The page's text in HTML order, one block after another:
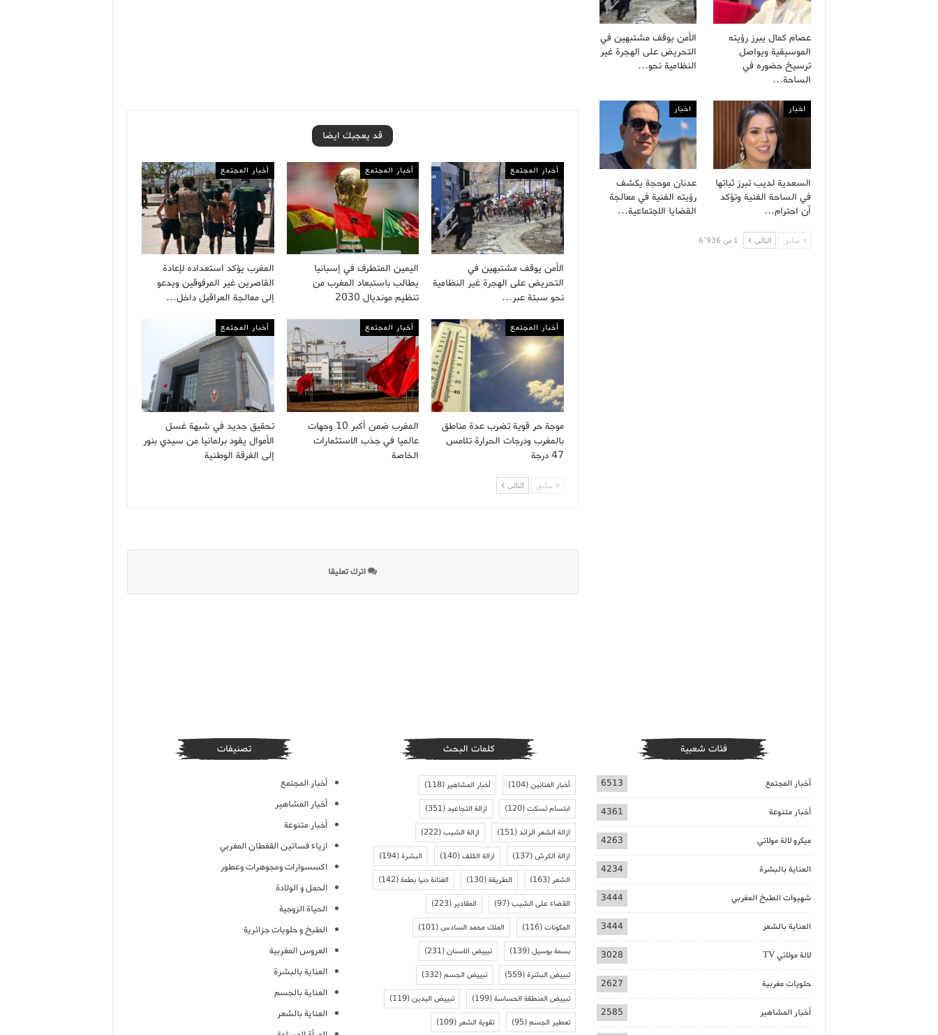
قد يعجبك ايضا
أخبار المجتمع
الأمن يوقف مشتبهين في
التحريض على الهجرة غير النظامية
نحو سبتة عبر…
أخبار المجتمع
اليمين المتطرف في إسبانيا
يطالب باستبعاد المغرب من
تنظيم مونديال 2030
أخبار المجتمع
المغرب يؤكد استعداده لإعادة
القاصرين غير المرفوقين ويدعو
إلى معالجة العراقيل داخل…
أخبار المجتمع
موجة حر قوية تضرب عدة مناطق
بالمغرب ودرجات الحرارة تلامس
47 درجة
أخبار المجتمع
المغرب ضمن أكبر 10 وجهات
عالميا في جذب الاستثمارات
الخاصة
أخبار المجتمع
تحقيق جديد في شبهة غسل
الأموال يقود برلمانيا من سيدي بنور
إلى الفرقة الوطنية
سابق التالى
اترك تعليقا
عصام كمال يبرز رؤيته
الموسيقية ويواصل
ترسيخ حضوره في
الساحة…
الأمن يوقف مشتبهين في
التحريض على الهجرة غير
النظامية نحو…
اخبار
السعدية لديب تبرز ثباتها
في الساحة الفنية وتؤكد
أن احترام…
اخبار
عدنان موحجة يكشف
رؤيته الفنية في معالجة
القضايا الاجتماعية…
سابق التالى 1 من 6٬936
فئات شعبية
أخبار المجتمع 6513
أخبار متنوعة 4361
ميكرو لالة مولاتي 4263
العناية بالبشرة 4234
شهيوات الطبخ المغربي 3444
العناية بالشعر 3444
لالة مولاتي TV 3028
حلويات مغربية 2627
أخبار المشاهير 2585
كلمات البحث
أخبار الفنانين(104) أخبار المشاهير(118)
ابتسام تسكت(120) ازالة التجاعيد(351)
ازالة الشعر الزائد(151) ازالة الشيب(222)
ازالة الكرش(137) ازالة الكلف(140) البشرة(194)
الشعر(163) الطريقة(130) الفنانة دنيا بطمة(142)
القضاء على الشيب(97) المقادير(223)
المكونات(116) الملك محمد السادس(101)
بسمة بوسيل(139) تبييض الاسنان(231)
تبييض البشرة(559) تبييض الجسم(332)
تبييض المنطقة الحساسة(199) تبييض اليدين(119)
تعطير الجسم(95) تقوية الشعر(109)
تصنيفات
أخبار المجتمع
أخبار المشاهير
أخبار متنوعة
ازياء فساتين القفطان المغربي
اكسسوارات ومجوهرات وعطور
الحمل و الولادة
الحياة الزوجية
الطبخ و حلويات جزائرية
العروس المغربية
العناية بالبشرة
العناية بالجسم
العناية بالشعر